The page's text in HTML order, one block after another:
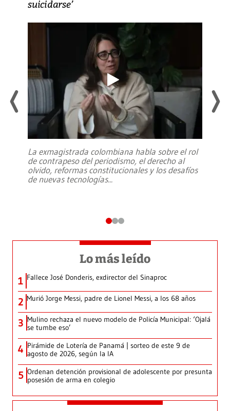
suicidarse’
La exmagistrada colombiana habla sobre el rol
de contrapeso del periodismo, el derecho al
olvido, reformas constitucionales y los desafíos
de nuevas tecnologías...
Lo más leído
1 Fallece José Donderis, exdirector del Sinaproc
2 Murió Jorge Messi, padre de Lionel Messi, a los 68 años
3 Mulino rechaza el nuevo modelo de Policía Municipal: ‘Ojalá
se tumbe eso’
4 Pirámide de Lotería de Panamá | sorteo de este 9 de
agosto de 2026, según la IA
5 Ordenan detención provisional de adolescente por presunta
posesión de arma en colegio